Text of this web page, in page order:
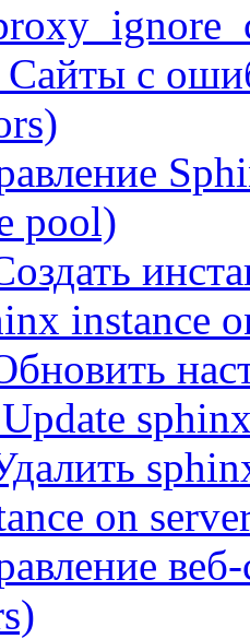
Сайты с
pool)
instance
on